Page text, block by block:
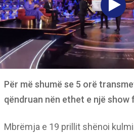
Për më shumë se 5 orë
qëndruan nën ethet e një show
Mbrëmja e 19 prillit shënoi